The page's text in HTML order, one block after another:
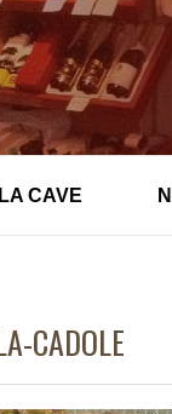
LA CAVE
CADOLE